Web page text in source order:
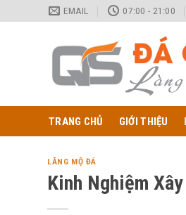
EMAIL 07:00 - 21:00
TRANG CHỦ GIỚI THIỆU
LĂNG MỘ ĐÁ
Kinh Nghiệm